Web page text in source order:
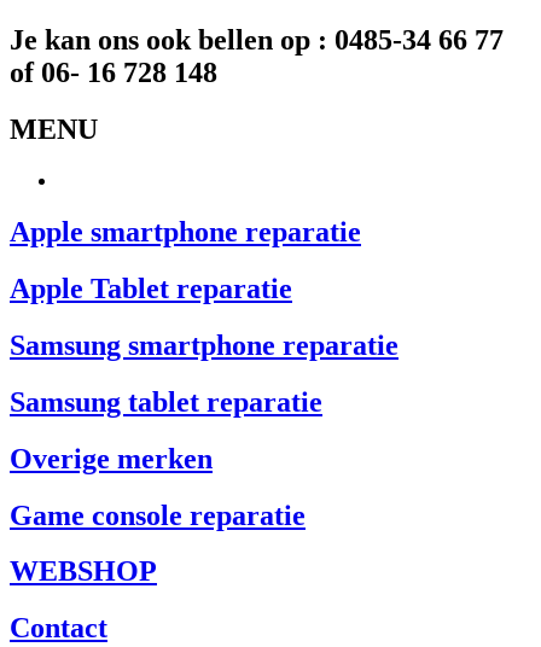
Je kan ons ook bellen op : 0485-34 66 77
of 06- 16 728 148
MENU
Apple smartphone reparatie
Apple Tablet reparatie
Samsung smartphone reparatie
Samsung tablet reparatie
Overige merken
Game console reparatie
WEBSHOP
Contact